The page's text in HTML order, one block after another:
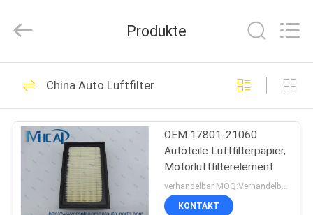
HEIM
PRODUKTE
ÜBER
Parts
Limited.
Reserved.
Selbstsauerstoff-
Sensor
108
Produkte
China Auto Luftfilter
OEM 17801-21060
Autoteile Luftfilterpapier,
Motorluftfilterelement
verhandelbar MOQ:Verhandelbar
KONTAKT